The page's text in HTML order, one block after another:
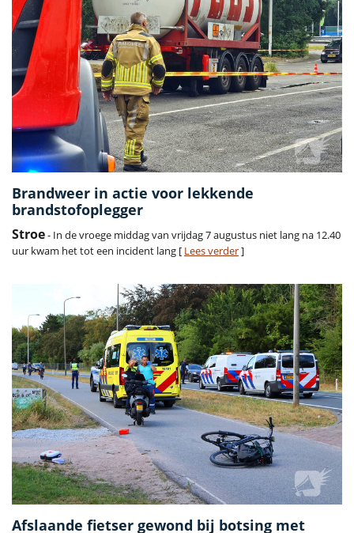
Brandweer in actie voor lekkende
brandstofoplegger
Stroe- In de vroege middag van vrijdag 7 augustus niet lang na 12.40
uur kwam het tot een incident lang [ Lees verder]
Afslaande fietser gewond bij botsing met